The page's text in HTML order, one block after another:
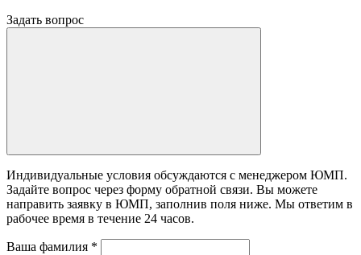
Задать вопрос
Индивидуальные условия обсуждаются с менеджером ЮМП.
Задайте вопрос через форму обратной связи. Вы можете
направить заявку в ЮМП, заполнив поля ниже. Mы ответим в
рабочее время в течение 24 часов.
Ваша фамилия *